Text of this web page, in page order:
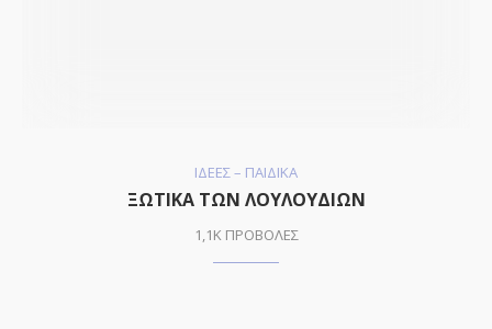
ΙΔΕΕΣ – ΠΑΙΔΙΚΑ
ΞΩΤΙΚΑ ΤΩΝ ΛΟΥΛΟΥΔΙΩΝ
1,1K ΠΡΟΒΟΛΕΣ